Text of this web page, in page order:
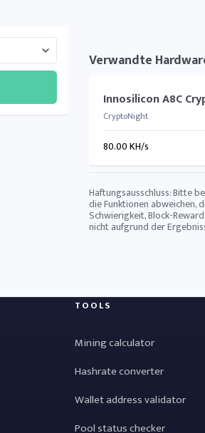
Verwandte
Innosilicon A8C
CryptoNight
80.00 KH/s
Haftungsausschluss: Bitte
die Funktionen abweichen,
Schwierigkeit, Block-
nicht aufgrund der
TOOLS
Mining calculator
Hashrate converter
Wallet address validator
Pool status checker